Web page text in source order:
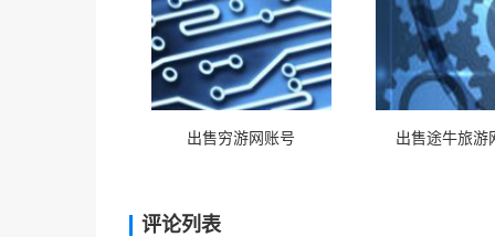
出售穷游网账号 出售途牛旅游
评论列表